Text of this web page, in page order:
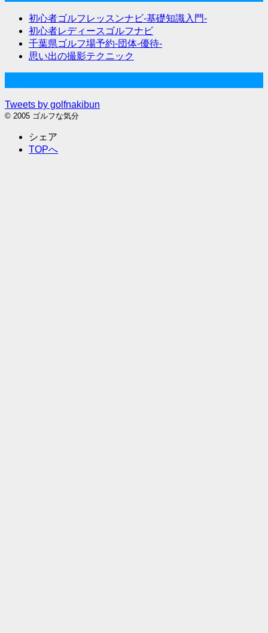
初心者ゴルフレッスンナビ-基礎知識入門-
初心者レディースゴルフナビ
千葉県ゴルフ場予約-団体-優待-
思い出の撮影テクニック
Tweets by golfnakibun
© 2005 ゴルフな気分
シェア
TOPへ